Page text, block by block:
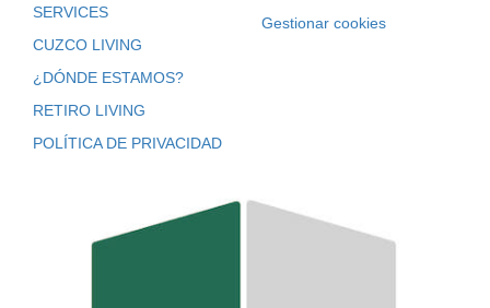
SERVICES
CUZCO LIVING
¿DÓNDE ESTAMOS?
RETIRO LIVING
POLÍTICA DE PRIVACIDAD
Gestionar cookies